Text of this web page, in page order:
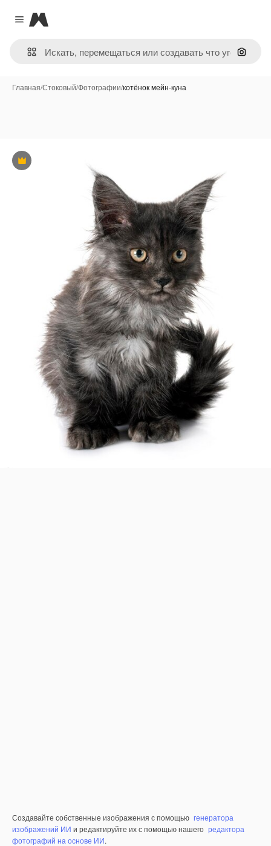
Close menu
Magnific
Поиск
Главная/Стоковый/Фотографии/котёнок мейн-куна
Премиум
Создавайте собственные изображения с помощью генератора
изображений ИИ и редактируйте их с помощью нашего редактора
фотографий на основе ИИ.